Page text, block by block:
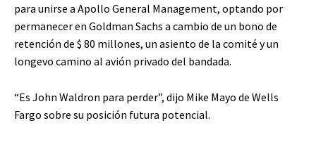
para unirse a Apollo General Management, optando por
permanecer en Goldman Sachs a cambio de un bono de
retención de $ 80 millones, un asiento de la comité y un
longevo camino al avión privado del bandada.
“Es John Waldron para perder”, dijo Mike Mayo de Wells
Fargo sobre su posición futura potencial.